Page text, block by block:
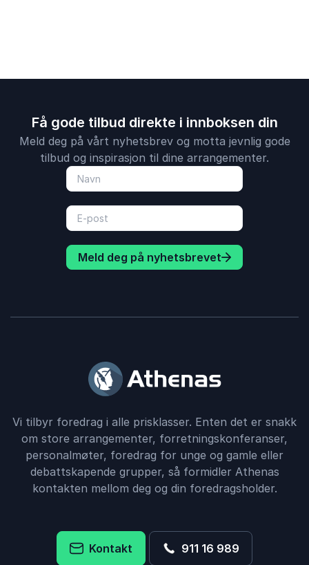
Få gode tilbud direkte i innboksen din
Meld deg på vårt nyhetsbrev og motta jevnlig gode
tilbud og inspirasjon til dine arrangementer.
Meld deg på nyhetsbrevet
Vi tilbyr foredrag i alle prisklasser. Enten det er snakk
om store arrangementer, forretningskonferanser,
personalmøter, foredrag for unge og gamle eller
debattskapende grupper, så formidler Athenas
kontakten mellom deg og din foredragsholder.
Kontakt 911 16 989